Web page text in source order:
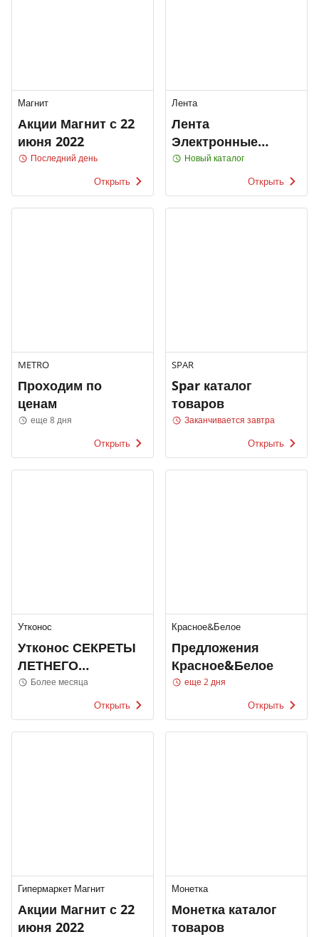
Магнит
Акции Магнит с 22
июня 2022
Последний день
Открыть
Лента
Лента
Электронные
каталоги
Новый каталог
Открыть
METRO
Проходим по
ценам
еще 8 дня
Открыть
SPAR
Spar каталог
товаров
Заканчивается завтра
Открыть
Утконос
Утконос СЕКРЕТЫ
ЛЕТНЕГО
ПРАЗДНИКА
Более месяца
Открыть
Красное&Белое
Предложения
Красное&Белое
еще 2 дня
Открыть
Гипермаркет Магнит
Акции Магнит с 22
июня 2022
Монетка
Монетка каталог
товаров